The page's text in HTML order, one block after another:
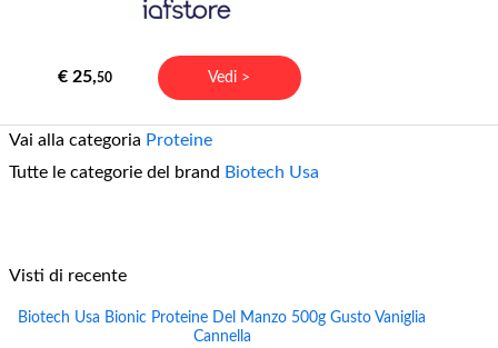
€ 25,50 Vedi >
Vai alla categoria Proteine
Tutte le categorie del brand Biotech Usa
Visti di recente
Biotech Usa Bionic Proteine Del Manzo 500g Gusto Vaniglia
Cannella